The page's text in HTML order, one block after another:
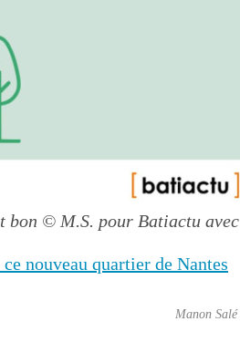
bon © M.S. pour Batiactu avec
nouveau quartier de Nantes
Manon Salé